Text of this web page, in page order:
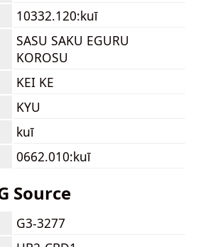
10332.120:kuī
SASU SAKU EGURU
KOROSU
KEI KE
KYU
kuī
0662.010:kuī
Source
G3-3277